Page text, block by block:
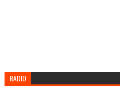
RADIO